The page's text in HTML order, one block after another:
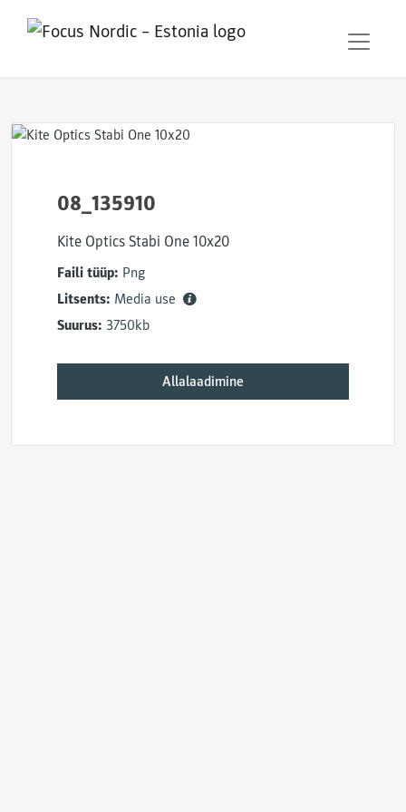
08_135910
Kite Optics Stabi One 10x20
Faili tüüp: Png
Litsents: Media use
Suurus: 3750kb
Allalaadimine